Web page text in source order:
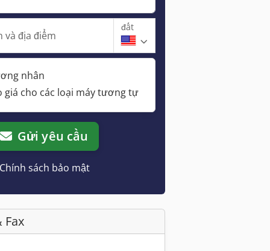
và địa điểm
đất
nhân
giá cho các loại máy tương tự
Gửi yêu cầu
sách bảo mật
Fax